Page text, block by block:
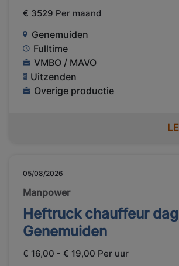
€ 3529 Per maand
Genemuiden
Fulltime
VMBO / MAVO
Uitzenden
Overige productie
05/08/2026
Manpower
Heftruck chauffeur
Genemuiden
€ 16,00 - € 19,00 Per uur